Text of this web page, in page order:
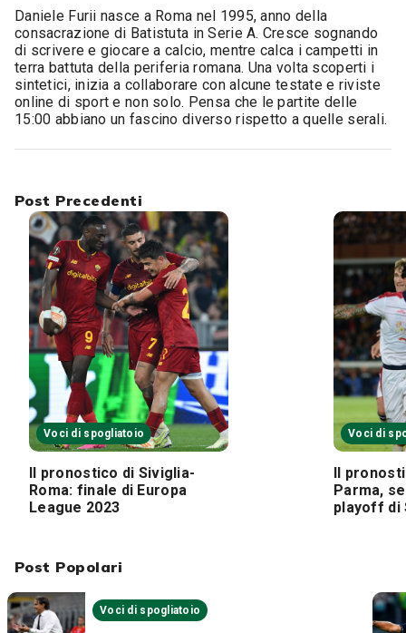
Daniele Furii nasce a Roma nel 1995, anno della
consacrazione di Batistuta in Serie A. Cresce sognando
di scrivere e giocare a calcio, mentre calca i campetti in
terra battuta della periferia romana. Una volta scoperti i
sintetici, inizia a collaborare con alcune testate e riviste
online di sport e non solo. Pensa che le partite delle
15:00 abbiano un fascino diverso rispetto a quelle serali.
Post Popolari
Voci di spogliatoio
Post Precedenti
Voci di spogliatoio
Il pronostico di Siviglia-
Roma: finale di Europa
League 2023
Voci di
Il
Parma,
playoff di